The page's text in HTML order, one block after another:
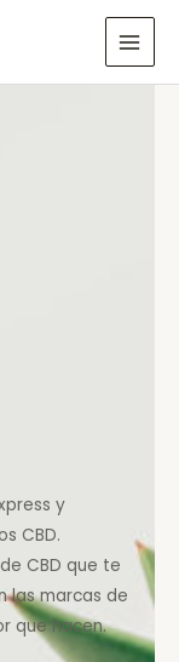
y
CBD.
CBD que te
las marcas de
que hacen.